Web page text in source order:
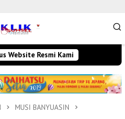
Website Resmi Kami
MUSI BANYUASIN